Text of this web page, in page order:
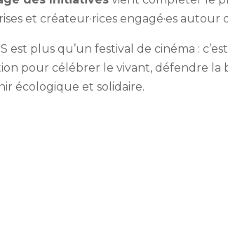
et créateur·rices engagé·es autour
est plus qu’un festival de cinéma :
pour célébrer le vivant, défendre
écologique et solidaire.